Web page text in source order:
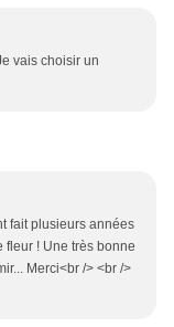
vais choisir un
fait plusieurs années
fleur ! Une très bonne
Merci<br /> <br />